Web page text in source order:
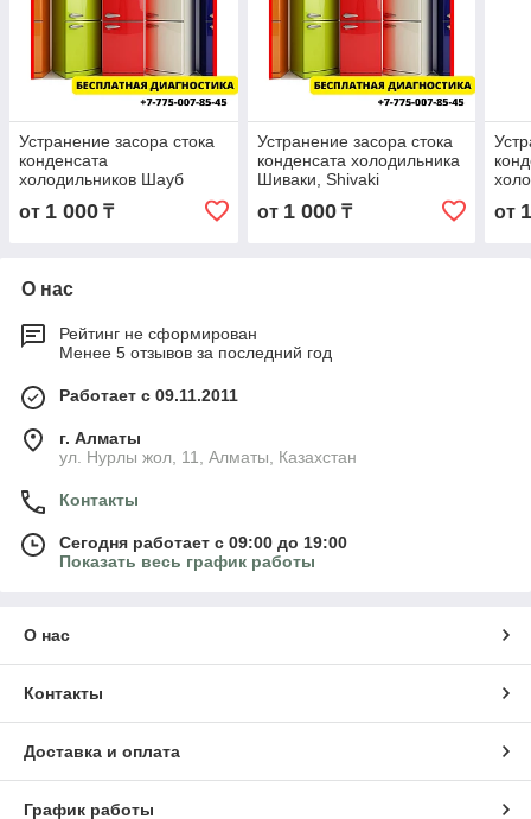
Устранение засора стока
конденсата
холодильников Шауб
Лоренз, Schaub Lorenz
от 1 000 ₸
Устранение засора стока
конденсата холодильника
Шиваки, Shivaki
от 1 000₸ от
О нас
Рейтинг не сформирован
Менее 5 отзывов за последний год
Работает с 09.11.2011
г. Алматы
ул. Нурлы жол, 11, Алматы, Казахстан
Контакты
Сегодня работает с 09:00 до 19:00
Показать весь график работы
О нас
Контакты
Доставка и оплата
График работы